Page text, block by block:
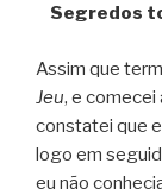
Segredos
Assim que
Jeu, e comecei
constatei que
logo em
eu não